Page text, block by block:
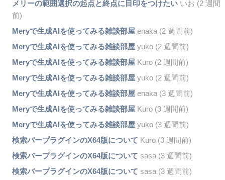
メリーの範囲選択の起点と終点に目印をつけたいいお (2 週間
前)
Meryで生成AIを使ってみる雑談部屋enaka (2 週間前)
Meryで生成AIを使ってみる雑談部屋yuko (2 週間前)
Meryで生成AIを使ってみる雑談部屋Kuro (2 週間前)
Meryで生成AIを使ってみる雑談部屋yuko (2 週間前)
Meryで生成AIを使ってみる雑談部屋enaka (3 週間前)
Meryで生成AIを使ってみる雑談部屋Kuro (3 週間前)
Meryで生成AIを使ってみる雑談部屋yuko (3 週間前)
検索バープラグインのX64版について Kuro (3 週間前)
検索バープラグインのX64版について sasa (3 週間前)
検索バープラグインのX64版について sasa (3 週間前)